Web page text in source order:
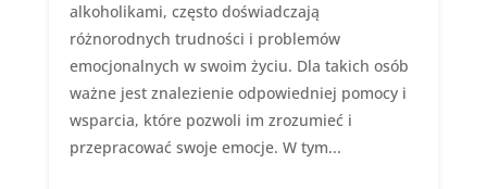
alkoholikami, często doświadczają
różnorodnych trudności i problemów
emocjonalnych w swoim życiu. Dla takich osób
ważne jest znalezienie odpowiedniej pomocy i
wsparcia, które pozwoli im zrozumieć i
przepracować swoje emocje. W tym...